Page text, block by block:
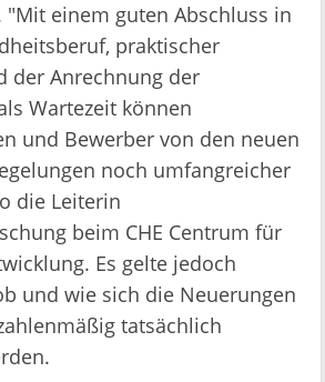
"Mit einem guten Abschluss in
praktischer
der Anrechnung der
Wartezeit können
und Bewerber von den neuen
noch umfangreicher
die Leiterin
beim CHE Centrum für
Es gelte jedoch
und wie sich die Neuerungen
tatsächlich